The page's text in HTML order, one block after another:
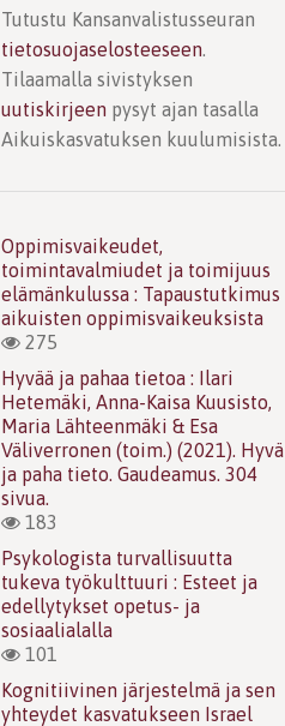
Tutustu Kansanvalistusseuran
tietosuojaselosteeseen.
Tilaamalla sivistyksen
uutiskirjeen pysyt ajan tasalla
Aikuiskasvatuksen kuulumisista.
Oppimisvaikeudet,
toimintavalmiudet ja toimijuus
elämänkulussa : Tapaustutkimus
aikuisten oppimisvaikeuksista
275
Hyvää ja pahaa tietoa : Ilari
Hetemäki, Anna-Kaisa Kuusisto,
Maria Lähteenmäki & Esa
Väliverronen (toim.) (2021). Hyvä
ja paha tieto. Gaudeamus. 304
sivua.
183
Psykologista turvallisuutta
tukeva työkulttuuri : Esteet ja
edellytykset opetus- ja
sosiaalialalla
101
Kognitiivinen järjestelmä ja sen
yhteydet kasvatukseen Israel